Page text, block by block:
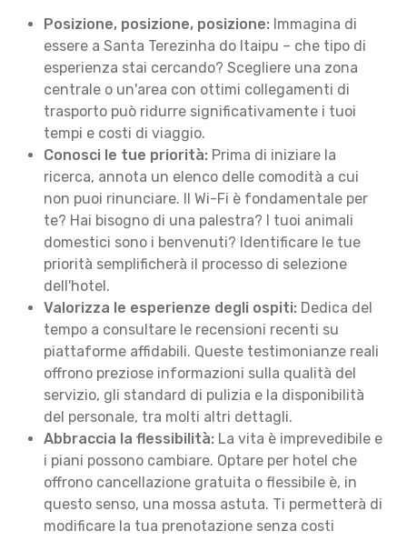
Posizione, posizione, posizione: Immagina di
essere a Santa Terezinha do Itaipu – che tipo di
esperienza stai cercando? Scegliere una zona
centrale o un'area con ottimi collegamenti di
trasporto può ridurre significativamente i tuoi
tempi e costi di viaggio.
Conosci le tue priorità: Prima di iniziare la
ricerca, annota un elenco delle comodità a cui
non puoi rinunciare. Il Wi-Fi è fondamentale per
te? Hai bisogno di una palestra? I tuoi animali
domestici sono i benvenuti? Identificare le tue
priorità semplificherà il processo di selezione
dell'hotel.
Valorizza le esperienze degli ospiti: Dedica del
tempo a consultare le recensioni recenti su
piattaforme affidabili. Queste testimonianze reali
offrono preziose informazioni sulla qualità del
servizio, gli standard di pulizia e la disponibilità
del personale, tra molti altri dettagli.
Abbraccia la flessibilità: La vita è imprevedibile e
i piani possono cambiare. Optare per hotel che
offrono cancellazione gratuita o flessibile è, in
questo senso, una mossa astuta. Ti permetterà di
modificare la tua prenotazione senza costi